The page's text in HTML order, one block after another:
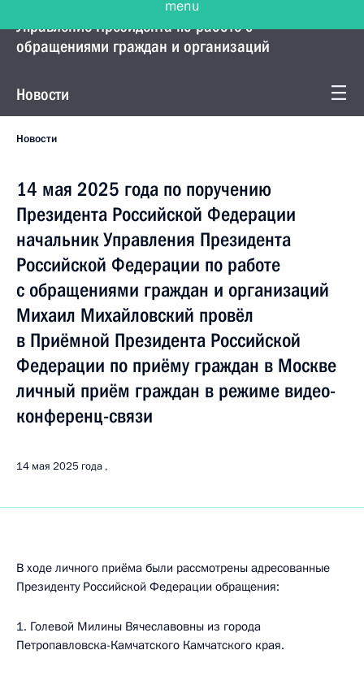
Управление Президента по работе с
обращениями граждан и организаций
Новости
Новости
14 мая 2025 года по поручению
Президента Российской Федерации
начальник Управления Президента
Российской Федерации по работе
с обращениями граждан и организаций
Михаил Михайловский провёл
в Приёмной Президента Российской
Федерации по приёму граждан в Москве
личный приём граждан в режиме видео-
конференц-связи
14 мая 2025 года
В ходе личного приёма были рассмотрены адресованные
Президенту Российской Федерации обращения:
1. Голевой Милины Вячеславовны из города
Петропавловска-Камчатского Камчатского края.